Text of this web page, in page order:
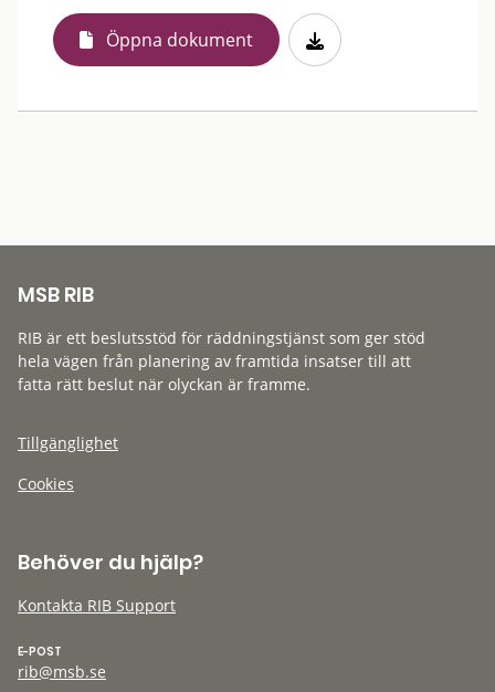
Öppna dokument
MSB RIB
RIB är ett beslutsstöd för räddningstjänst som ger stöd
hela vägen från planering av framtida insatser till att
fatta rätt beslut när olyckan är framme.
Tillgänglighet
Cookies
Behöver du hjälp?
Kontakta RIB Support
E-POST
rib@msb.se